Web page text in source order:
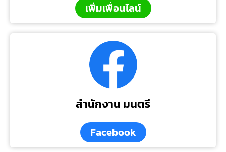
เพิ่มเพื่อนไลน์
สำนักงาน มนตรี
Facebook